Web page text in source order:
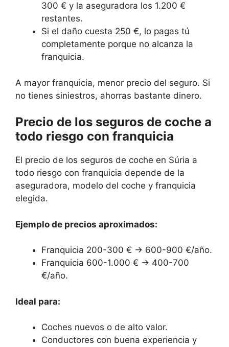
300 € y la aseguradora los 1.200 €
restantes.
Si el daño cuesta 250 €, lo pagas tú
completamente porque no alcanza la
franquicia.
A mayor franquicia, menor precio del seguro. Si
no tienes siniestros, ahorras bastante dinero.
Precio de los seguros de coche a
todo riesgo con franquicia
El precio de los seguros de coche en Súria a
todo riesgo con franquicia depende de la
aseguradora, modelo del coche y franquicia
elegida.
Ejemplo de precios aproximados:
Franquicia 200-300 € → 600-900 €/año.
Franquicia 600-1.000 € → 400-700
€/año.
Ideal para:
Coches nuevos o de alto valor.
Conductores con buena experiencia y